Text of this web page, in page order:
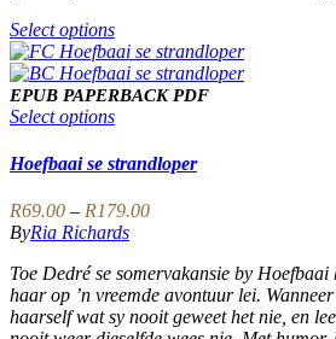
the
product
page
Select optionsThis
product
has
multiple
variants.
options
be
chosen
on
the
product
page
EPUB PAPERBACK PDF
Select optionsThis
has
multiple
variants.
The
options
may
be
chosen
on
Hoefbaai se strandloper
R69.00 – R179.00Price
through
R179.00
ByRia Richards
Toe Dedré se somervakansie by
haar op ’n vreemde avontuur lei.
haarself wat sy nooit geweet het nie, en